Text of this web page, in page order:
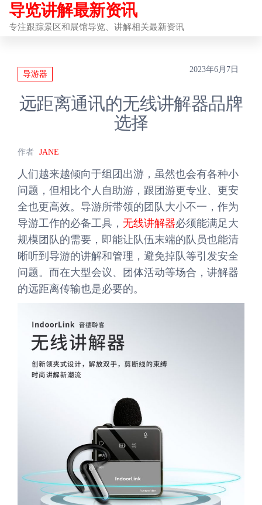
前
往
导览讲解最新资讯
专注跟踪景区和展馆导览、讲解相关最新资讯
导游器
2023年6月7日
远距离通讯的无线讲解器品牌
选择
作者 JANE
人们越来越倾向于组团出游，虽然也会有各种小
问题，但相比个人自助游，跟团游更专业、更安
全也更高效。导游所带领的团队大小不一，作为
导游工作的必备工具， 无线讲解器必须能满足大
规模团队的需要，即能让队伍末端的队员也能清
晰听到导游的讲解和管理，避免掉队等引发安全
问题。而在大型会议、团体活动等场合，讲解器
的远距离传输也是必要的。